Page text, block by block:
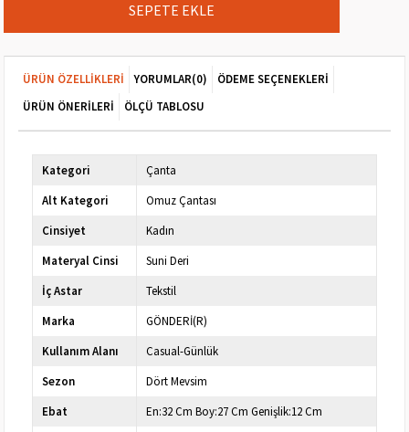
ÜRÜN ÖZELLIKLERI YORUMLAR(0)
ÖDEME SEÇENEKLERI
ÜRÜN ÖNERILERI
ÖLÇÜ TABLOSU
Kategori
Çanta
Alt Kategori
Omuz Çantası
Cinsiyet
Kadın
Materyal Cinsi
Suni Deri
İç Astar
Tekstil
Marka
GÖNDERİ(R)
Kullanım Alanı
Casual-Günlük
Sezon
Dört Mevsim
Ebat
En:32 Cm Boy:27 Cm Genişlik:12 Cm